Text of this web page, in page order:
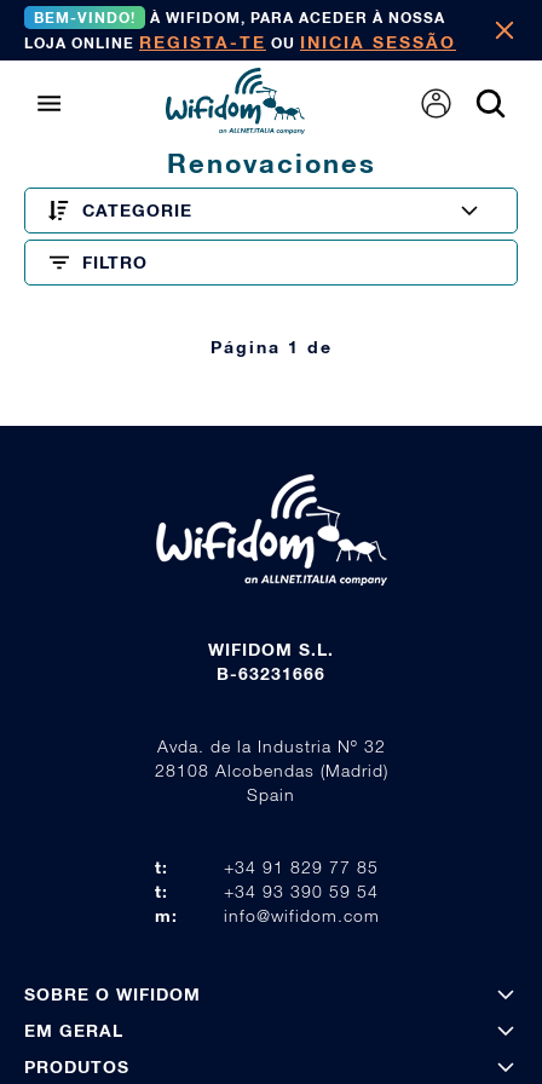
BEM-VINDO!
À WIFIDOM, PARA ACEDER À NOSSA
LOJA ONLINE REGISTA-TE OU INICIA SESSÃO
Renovaciones
CATEGORIE
FILTRO
Página 1 de
WIFIDOM S.L.
B-63231666
Avda. de la Industria Nº 32
28108 Alcobendas (Madrid)
Spain
t:
+34 91 829 77 85
t:
+34 93 390 59 54
m:
info@wifidom.com
SOBRE O WIFIDOM
EM GERAL
PRODUTOS